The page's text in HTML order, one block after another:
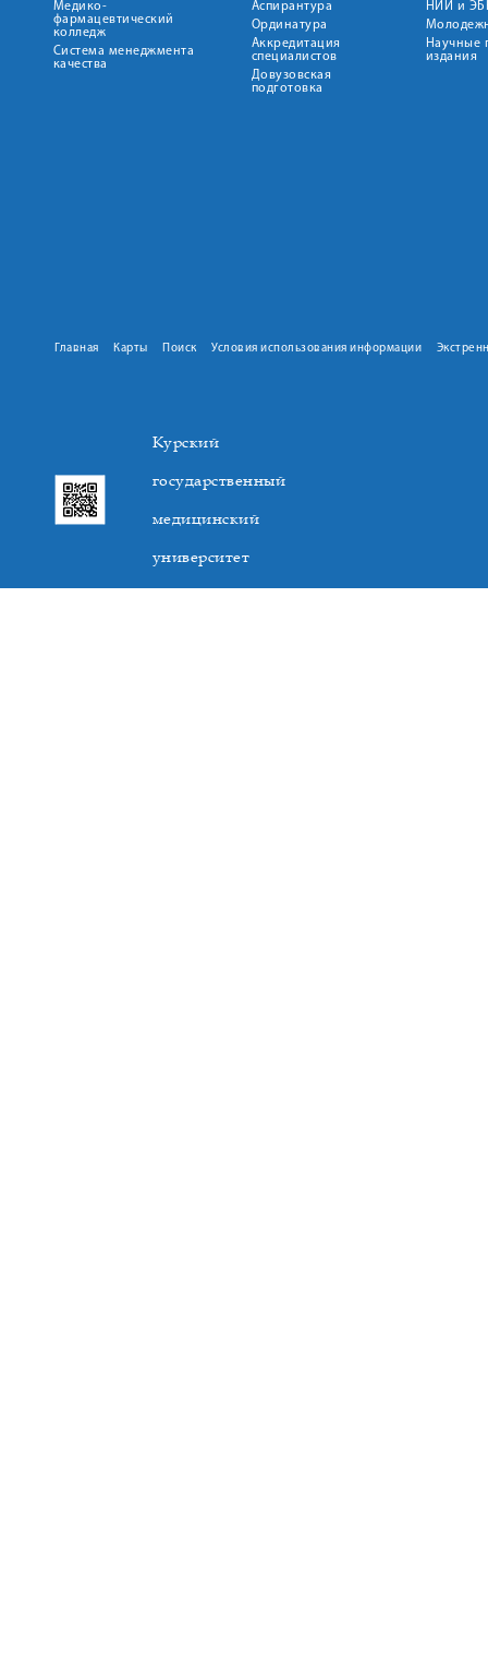
Медико-
фармацевтический
колледж
Система менеджмента
качества
Аспирантура
Ординатура
Аккредитация
специалистов
Довузовская
подготовка
НИИ и
Научные
издания
Главная Карты Поиск Условия использования информации
Курский
государственный
медицинский
университет